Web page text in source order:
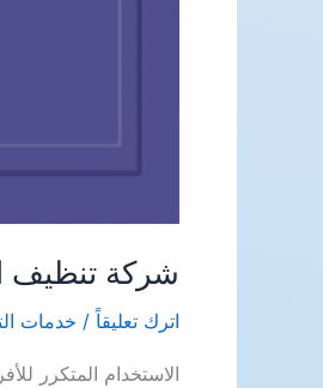
شركة تنظيف
اترك تعليقاً / خدمات
الاستخدام المتكرر